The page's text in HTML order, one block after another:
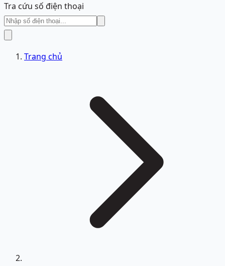
Tra cứu số điện thoại
Trang chủ